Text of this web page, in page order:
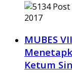
2017
MUBES
Ketum